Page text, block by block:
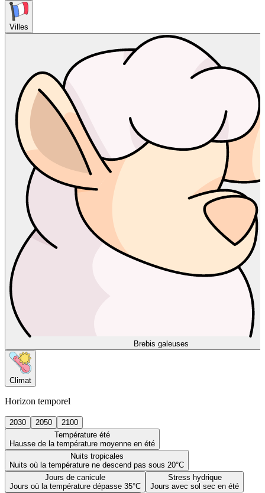
Villes
Brebis galeuses
Climat
Horizon temporel
2030 2050
2100
Température été
Hausse de la température moyenne en été
Nuits tropicales
Nuits où la température ne descend pas sous 20°C
Jours de canicule
Jours où la température dépasse 35°C
Stress hydrique
Jours avec sol sec en été